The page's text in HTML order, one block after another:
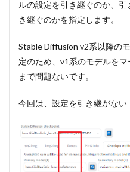
ルの設定を引き継ぐのか、
き継ぐのかを指定します。
Stable Diffusion v2系以降の
定のため、v1系のモデルを
まで問題ないです。
今回は、設定を引き継がない